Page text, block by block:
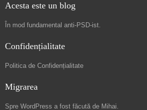
Acesta este un blog
În mod fundamental anti-PSD-ist.
Confidențialitate
Politica de Confidențialitate
Migrarea
Spre WordPress a fost făcută de Mihai.